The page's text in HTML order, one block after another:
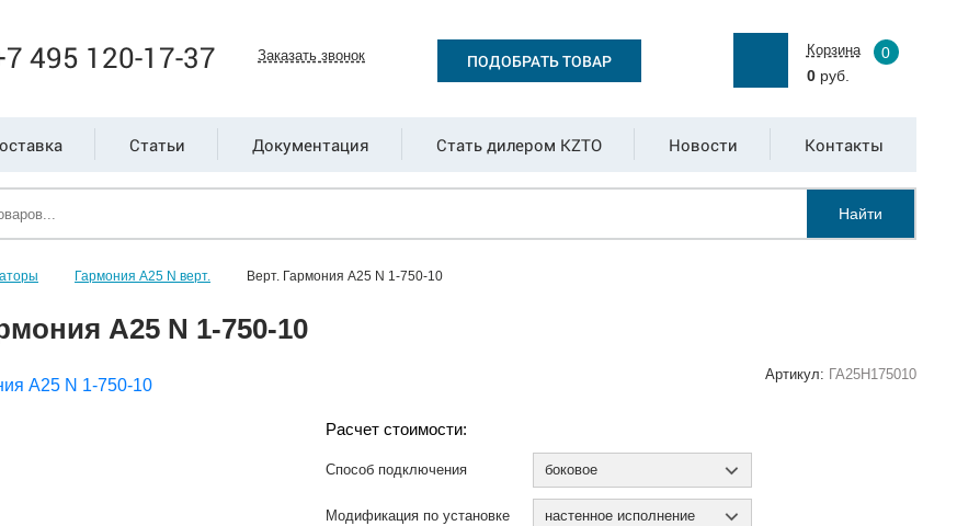
495 120-17-37 Заказать звонок ПОДОБРАТЬ ТОВАР
Корзина
0
0руб.
Статьи Документация Стать дилером KZTO Новости Контакты
Найти
Гармония А25 N верт. Верт. Гармония А25 N 1-750-10
А25 N 1-750-10
Артикул: ГА25Н175010
Расчет стоимости:
Способ подключения боковое
Модификация по установке настенное исполнение